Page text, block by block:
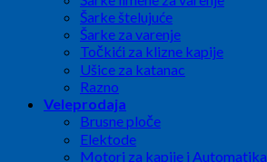
Šarke štelujuće
Šarke za varenje
Točkići za klizne kapije
Ušice za katanac
Razno
Veleprodaja
Brusne ploče
Elektode
Motori za kapije i Automatika